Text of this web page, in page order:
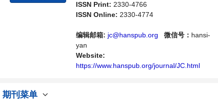
成果及前沿报道、学者讨论和专业评论等多方
面的论文。本刊支持思想创新、学术创新，倡
体，旨在给世界范围内的科学家、学者、科研
人员提供一个传播、分享和讨论新闻传播学领
域内不同方向问题与发展的交流平台。
ISSN Print: 2330-4766
ISSN Online: 2330-4774
编辑邮箱: jc@hanspub.org 微信号： hansi-
yan
Website:
https://www.hanspub.org/journal/JC.html
期刊菜单